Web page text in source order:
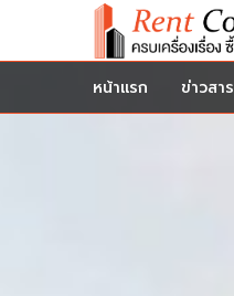
หน้าแรก ข่าวสาร